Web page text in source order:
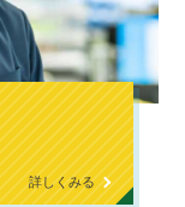
詳しくみる